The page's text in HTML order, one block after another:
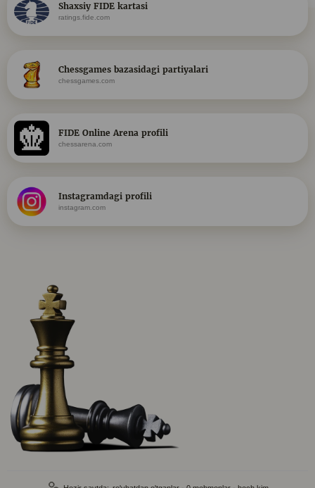
Shaxsiy FIDE kartasi
ratings.fide.com
Chessgames bazasidagi partiyalari
chessgames.com
FIDE Online Arena profili
chessarena.com
Instagramdagi profili
instagram.com